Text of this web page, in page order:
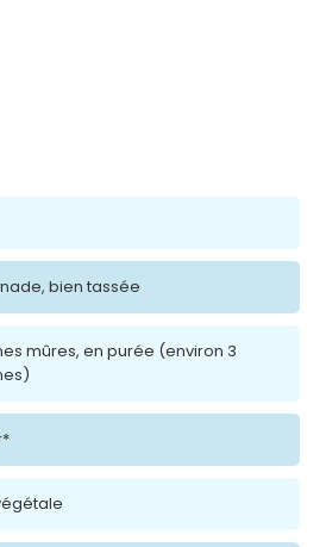
bien tassée
mûres, en purée (environ 3